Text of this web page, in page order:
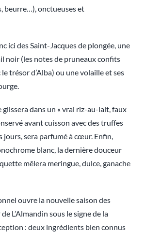
beurre…), onctueuses et
ici des Saint-Jacques de plongée, une
noir (les notes de pruneaux confits
trésor d’Alba) ou une volaille et ses
glissera dans un « vrai riz-au-lait, faux
avant cuisson avec des truffes
sera parfumé à cœur. Enfin,
blanc, la dernière douceur
mêlera meringue, dulce, ganache
ouvre la nouvelle saison des
L’Almandin sous le signe de la
: deux ingrédients bien connus